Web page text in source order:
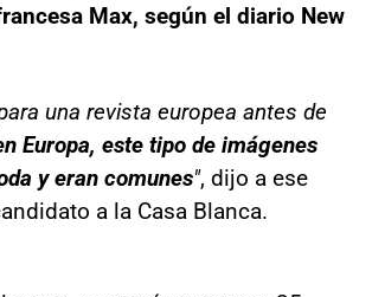
Max, según el diario New
una revista europea antes de
Europa, este tipo de imágenes
y eran comunes", dijo a ese
a la Casa Blanca.